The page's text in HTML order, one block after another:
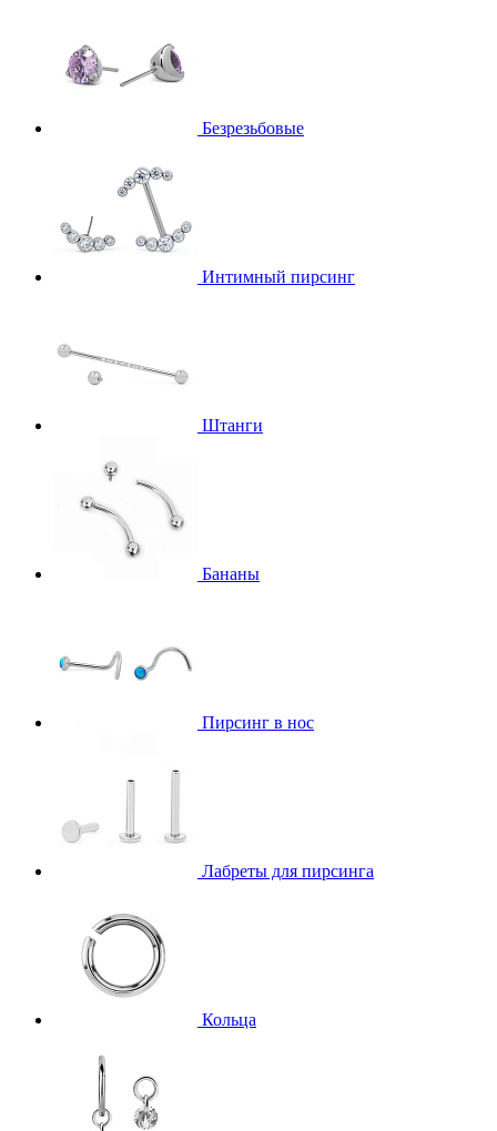
Безрезьбовые
Интимный пирсинг
Штанги
Бананы
Пирсинг в нос
Лабреты для пирсинга
Кольца